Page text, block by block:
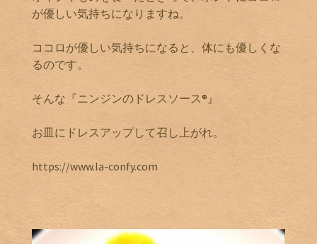
が優しい気持ちになりますね。
ココロが優しい気持ちになると、体にも優しくな
るのです。
そんな『ニンジンのドレスソース®』
お皿にドレスアップして召し上がれ。
https://www.la-confy.com